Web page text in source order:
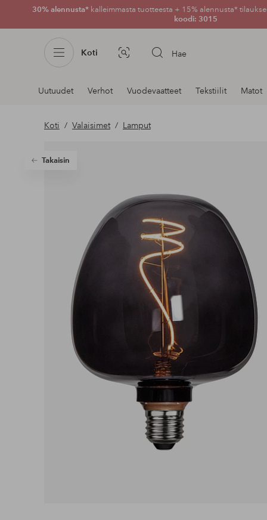
30% alennusta* kalleimmasta tuotteesta + 15% alennusta*
koodi: 3015
Koti Kuvahaku Hae
Navigointi
osastoilla
Uutuudet Verhot Vuodevaatteet Tekstiilit Matot
Koti Valaisimet Lamput
Takaisin